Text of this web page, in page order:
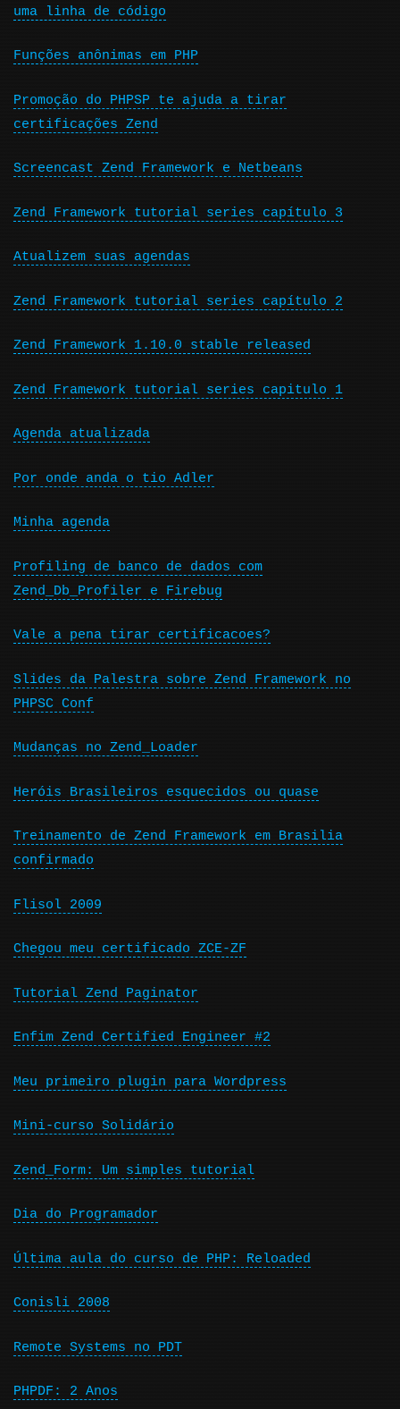
uma linha de código
Funções anônimas em PHP
Promoção do PHPSP te ajuda a tirar
certificações Zend
Screencast Zend Framework e Netbeans
Zend Framework tutorial series capítulo 3
Atualizem suas agendas
Zend Framework tutorial series capítulo 2
Zend Framework 1.10.0 stable released
Zend Framework tutorial series capitulo 1
Agenda atualizada
Por onde anda o tio Adler
Minha agenda
Profiling de banco de dados com
Zend_Db_Profiler e Firebug
Vale a pena tirar certificacoes?
Slides da Palestra sobre Zend Framework no
PHPSC Conf
Mudanças no Zend_Loader
Heróis Brasileiros esquecidos ou quase
Treinamento de Zend Framework em Brasilia
confirmado
Flisol 2009
Chegou meu certificado ZCE-ZF
Tutorial Zend Paginator
Enfim Zend Certified Engineer #2
Meu primeiro plugin para Wordpress
Mini-curso Solidário
Zend_Form: Um simples tutorial
Dia do Programador
Última aula do curso de PHP: Reloaded
Conisli 2008
Remote Systems no PDT
PHPDF: 2 Anos